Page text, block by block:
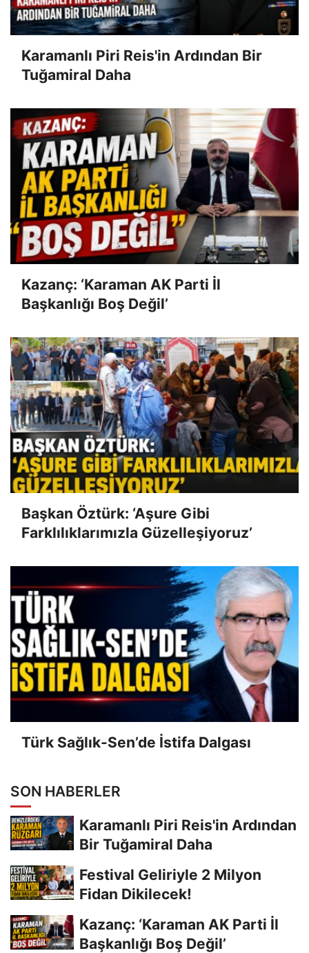
Karamanlı Piri Reis'in Ardından Bir
Tuğamiral Daha
Kazanç: ‘Karaman AK Parti İl
Başkanlığı Boş Değil’
Başkan Öztürk: ‘Aşure Gibi
Farklılıklarımızla Güzelleşiyoruz’
Türk Sağlık-Sen’de İstifa Dalgası
SON HABERLER
Karamanlı Piri Reis'in Ardından
Bir Tuğamiral Daha
Festival Geliriyle 2 Milyon
Fidan Dikilecek!
Kazanç: ‘Karaman AK Parti İl
Başkanlığı Boş Değil’